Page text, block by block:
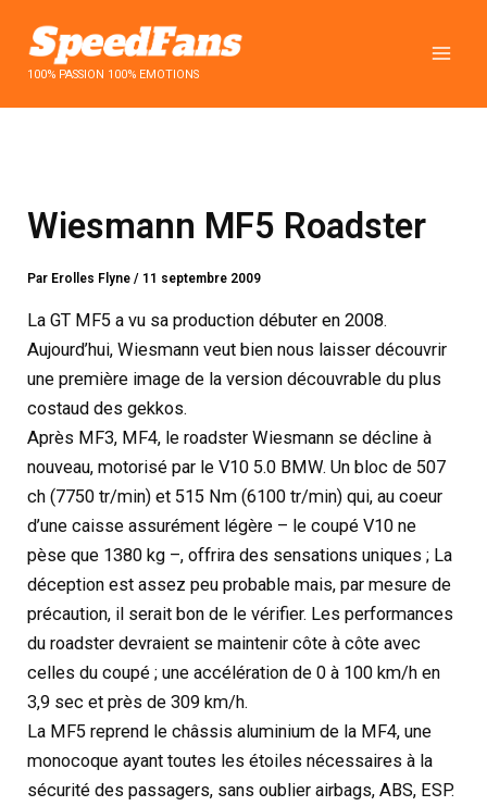
contenu100% PASSION 100% EMOTIONS
Wiesmann MF5 Roadster
Par Erolles Flyne/ 11 septembre 2009
La GT MF5 a vu sa production débuter en 2008.
Aujourd’hui, Wiesmann veut bien nous laisser découvrir
une première image de la version découvrable du plus
costaud des gekkos.
Après MF3, MF4, le roadster Wiesmann se décline à
nouveau, motorisé par le V10 5.0 BMW. Un bloc de 507
ch (7750 tr/min) et 515 Nm (6100 tr/min) qui, au coeur
d’une caisse assurément légère – le coupé V10 ne
pèse que 1380 kg –, offrira des sensations uniques ; La
déception est assez peu probable mais, par mesure de
précaution, il serait bon de le vérifier. Les performances
du roadster devraient se maintenir côte à côte avec
celles du coupé ; une accélération de 0 à 100 km/h en
3,9 sec et près de 309 km/h.
La MF5 reprend le châssis aluminium de la MF4, une
monocoque ayant toutes les étoiles nécessaires à la
sécurité des passagers, sans oublier airbags, ABS, ESP.